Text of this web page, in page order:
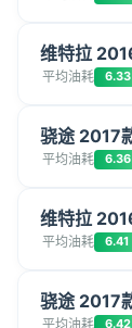
维特拉
平均油耗 6.33
骁途 2017
平均油耗 6.36
维特拉
平均油耗 6.41
骁途 2017
平均油耗 6.42